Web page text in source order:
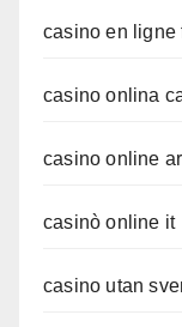
casino en ligne
casino onlina
casino online ar
casinò online it
casino utan